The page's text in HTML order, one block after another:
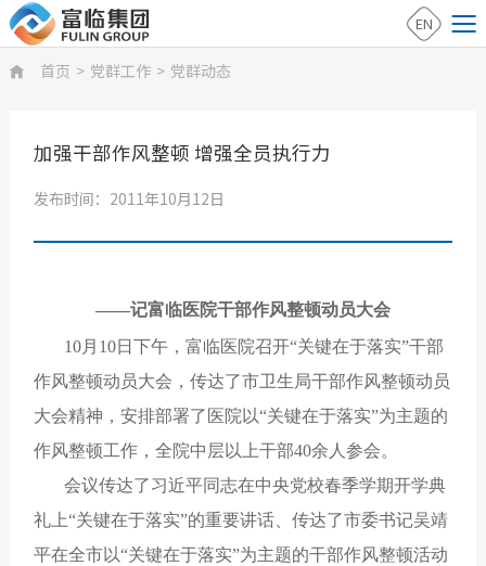
EN
 首页 > 党群工作 > 党群动态
加强干部作风整顿 增强全员执行力
发布时间：2011年10月12日
——记富临医院干部作风整顿动员大会
10月10日下午，富临医院召开“关键在于落实”干部
作风整顿动员大会，传达了市卫生局干部作风整顿动员
大会精神，安排部署了医院以“关键在于落实”为主题的
作风整顿工作，全院中层以上干部40余人参会。
会议传达了习近平同志在中央党校春季学期开学典
礼上“关键在于落实”的重要讲话、传达了市委书记吴靖
平在全市以“关键在于落实”为主题的干部作风整顿活动